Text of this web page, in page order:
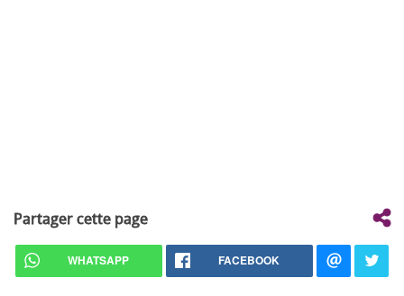
Partager cette page
WHATSAPP FACEBOOK